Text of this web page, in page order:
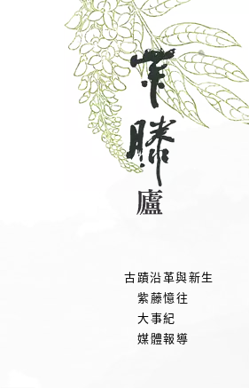
古蹟沿革與新生
紫藤憶往
大事紀
媒體報導